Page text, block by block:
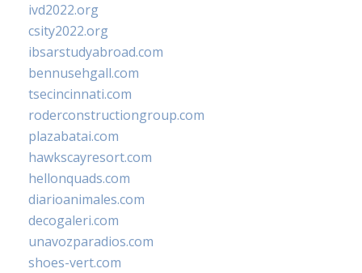
ivd2022.org
csity2022.org
ibsarstudyabroad.com
bennusehgall.com
tsecincinnati.com
roderconstructiongroup.com
plazabatai.com
hawkscayresort.com
hellonquads.com
diarioanimales.com
decogaleri.com
unavozparadios.com
shoes-vert.com